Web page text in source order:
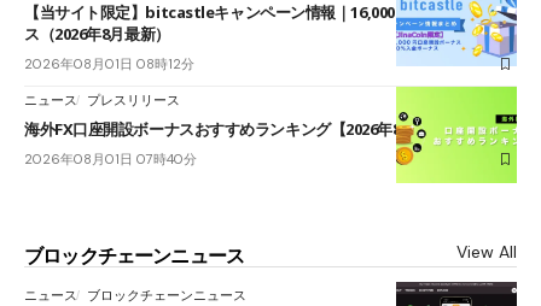
【当サイト限定】bitcastleキャンペーン情報｜16,000円口座開設ボーナ
ス（2026年8月最新）
2026年08月01日 08時12分
ニュース プレスリリース
海外FX口座開設ボーナスおすすめランキング【2026年8月最新】
2026年08月01日 07時40分
ブロックチェーンニュース View All
ニュース ブロックチェーンニュース